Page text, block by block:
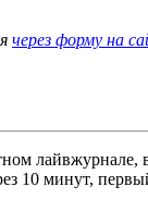
через форму на
лайвжурнале,
10 минут,